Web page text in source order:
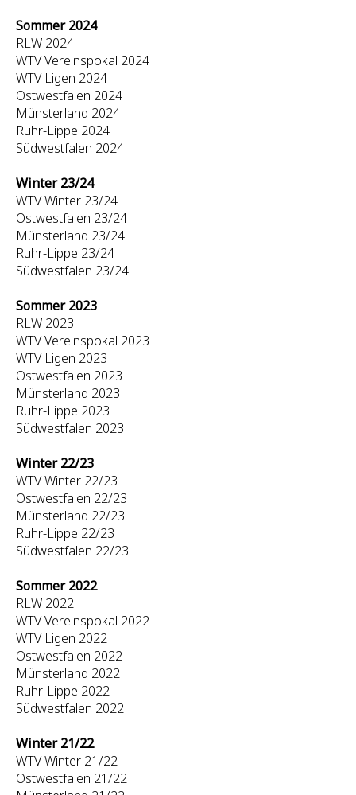
Sommer 2024
RLW 2024
WTV Vereinspokal 2024
WTV Ligen 2024
Ostwestfalen 2024
Münsterland 2024
Ruhr-Lippe 2024
Südwestfalen 2024
Winter 23/24
WTV Winter 23/24
Ostwestfalen 23/24
Münsterland 23/24
Ruhr-Lippe 23/24
Südwestfalen 23/24
Sommer 2023
RLW 2023
WTV Vereinspokal 2023
WTV Ligen 2023
Ostwestfalen 2023
Münsterland 2023
Ruhr-Lippe 2023
Südwestfalen 2023
Winter 22/23
WTV Winter 22/23
Ostwestfalen 22/23
Münsterland 22/23
Ruhr-Lippe 22/23
Südwestfalen 22/23
Sommer 2022
RLW 2022
WTV Vereinspokal 2022
WTV Ligen 2022
Ostwestfalen 2022
Münsterland 2022
Ruhr-Lippe 2022
Südwestfalen 2022
Winter 21/22
WTV Winter 21/22
Ostwestfalen 21/22